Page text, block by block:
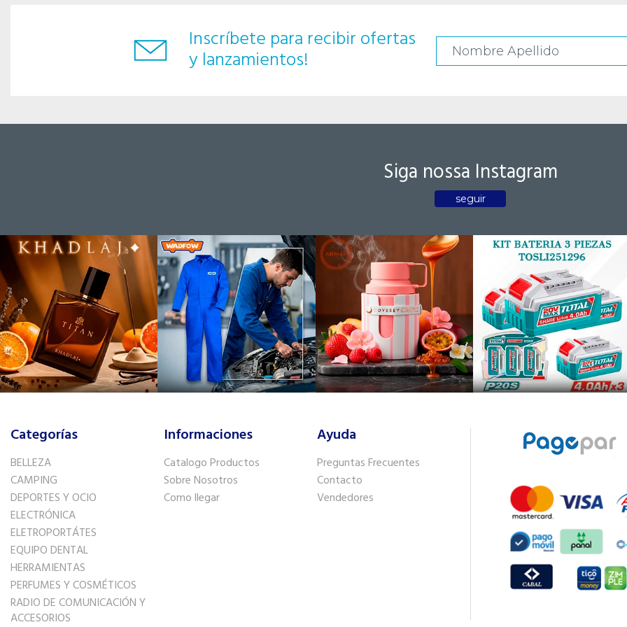
Inscríbete para recibir ofertas
y lanzamientos!
Siga nossa Instagram
seguir
Categorías
BELLEZA
CAMPING
DEPORTES Y OCIO
ELECTRÓNICA
ELETROPORTÁTES
EQUIPO DENTAL
HERRAMIENTAS
PERFUMES Y COSMÉTICOS
RADIO DE COMUNICACIÓN Y
ACCESORIOS
Informaciones
Catalogo Productos
Sobre Nosotros
Como llegar
Ayuda
Preguntas Frecuentes
Contacto
Vendedores